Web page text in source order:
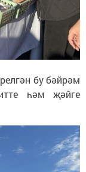
бу бәйрәм
һәм җәйге